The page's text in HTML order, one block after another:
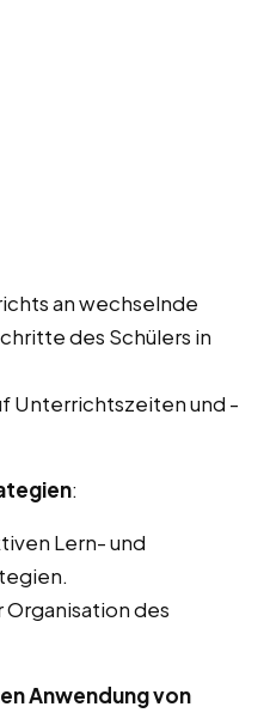
an wechselnde
des Schülers in
Unterrichtszeiten und -
:
Lern- und
des
Anwendung von